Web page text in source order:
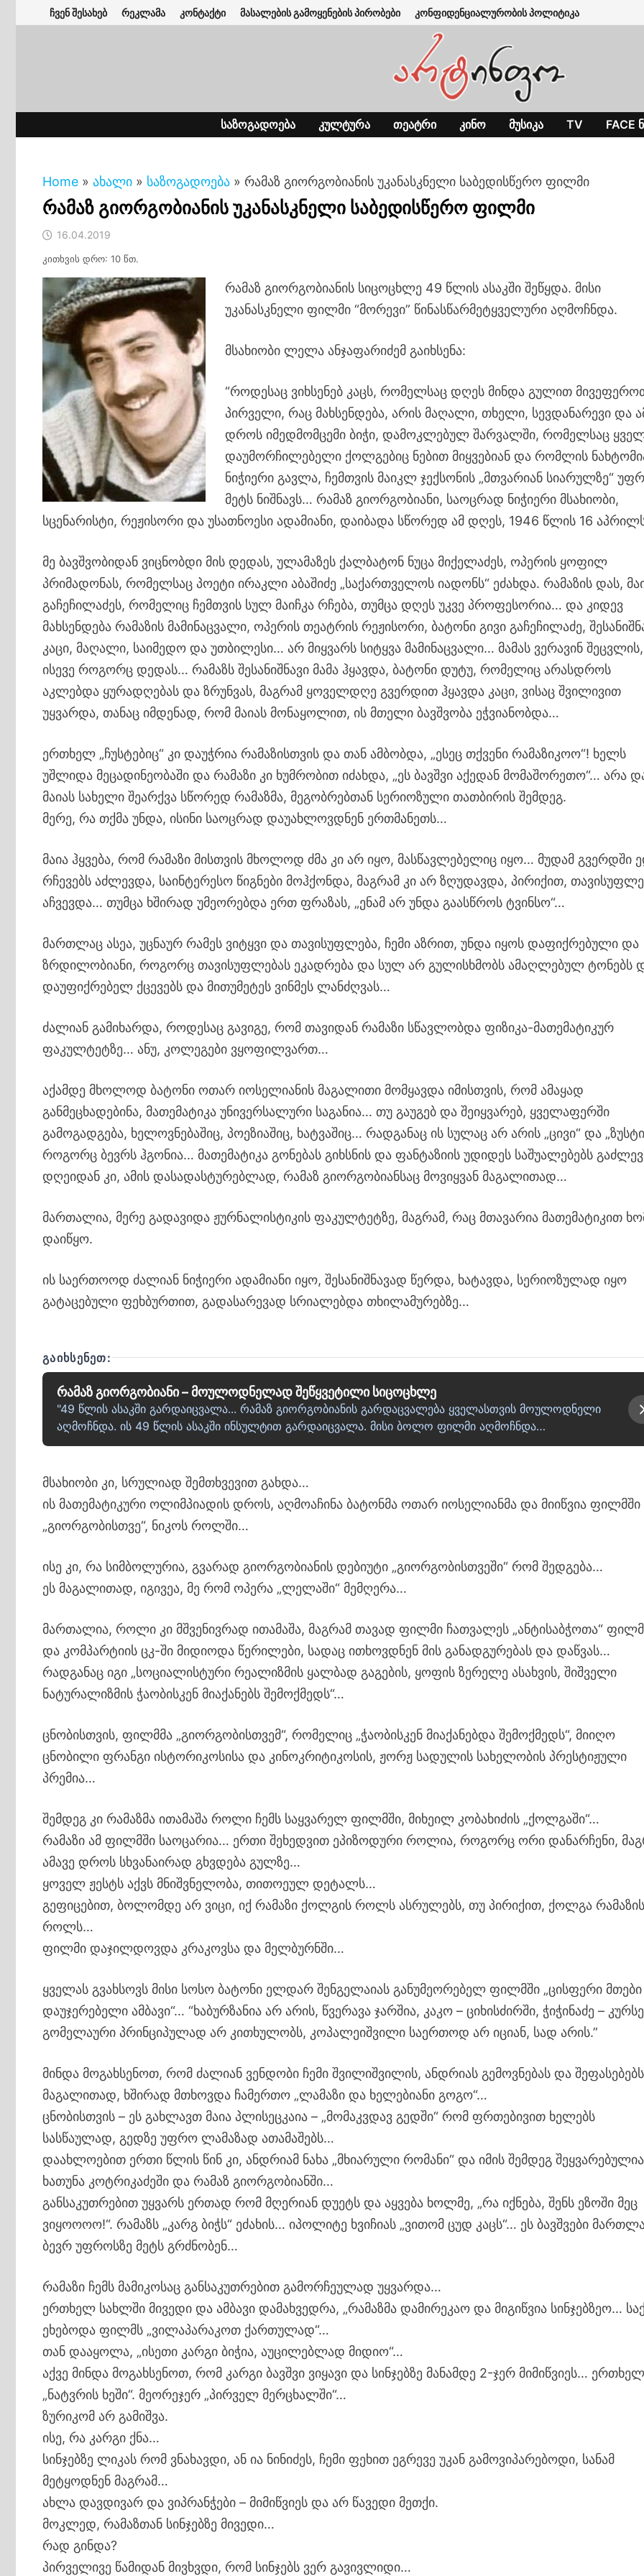
to
ჩვენ შესახებ რეკლამა კონტაქტი მასალების გამოყენების პირობები კონფიდენციალურობის პოლიტიკა
ᲡᲐᲖᲝᲒᲐᲓᲝᲔᲑᲐ ᲙᲣᲚᲢᲣᲠᲐ ᲗᲔᲐᲢᲠᲘ ᲙᲘᲜᲝ ᲛᲣᲡᲘᲙᲐ TV FACE
Home » ახალი » საზოგადოება » რამაზ გიორგობიანის უკანასკნელი საბედისწერო ფილმი
რამაზ გიორგობიანის უკანასკნელი საბედისწერო ფილმი
16.04.2019
კითხვის დრო: 10 წთ.
რამაზ გიორგობიანის სიცოცხლე 49 წლის ასაკში შეწყდა. მისი
უკანასკნელი ფილმი “მორევი” წინასწარმეტყველური აღმოჩნდა.
მსახიობი ლელა ანჯაფარიძემ გაიხსენა:
“როდესაც ვიხსენებ კაცს, რომელსაც დღეს მინდა გულით
პირველი, რაც მახსენდება, არის მაღალი, თხელი, სევდანარევი და
დროს იმედმომცემი ბიჭი, დამოკლებულ შარვალში, რომელსაც
დაუმორჩილებელი ქოლგებიც ნებით მიყვებიან და რომლის
ნიჭიერი გავლა, ჩემთვის მაიკლ ჯექსონის „მთვარიან სიარულზე“
მეტს ნიშნავს… რამაზ გიორგობიანი, საოცრად ნიჭიერი მსახიობი,
სცენარისტი, რეჟისორი და უსათნოესი ადამიანი, დაიბადა სწორედ ამ დღეს, 1946 წლის 16
მე ბავშვობიდან ვიცნობდი მის დედას, ულამაზეს ქალბატონ ნუცა მიქელაძეს, ოპერის ყოფილ
პრიმადონას, რომელსაც პოეტი ირაკლი აბაშიძე „საქართველოს იადონს“ ეძახდა. რამაზის დას,
გაჩეჩილაძეს, რომელიც ჩემთვის სულ მაიჩკა რჩება, თუმცა დღეს უკვე პროფესორია… და კიდევ
მახსენდება რამაზის მამინაცვალი, ოპერის თეატრის რეჟისორი, ბატონი გივი გაჩეჩილაძე,
კაცი, მაღალი, საიმედო და უთბილესი… არ მიყვარს სიტყვა მამინაცვალი… მამას ვერავინ შეცვლის,
ისევე როგორც დედას… რამაზს შესანიშნავი მამა ჰყავდა, ბატონი დუტუ, რომელიც არასდროს
აკლებდა ყურადღებას და ზრუნვას, მაგრამ ყოველდღე გვერდით ჰყავდა კაცი, ვისაც შვილივით
უყვარდა, თანაც იმდენად, რომ მაიას მონაყოლით, ის მთელი ბავშვობა ეჭვიანობდა…
ერთხელ „ჩუსტებიც“ კი დაუჭრია რამაზისთვის და თან ამბობდა, „ესეც თქვენი რამაზიკოო“! ხელს
უშლიდა მეცადინეობაში და რამაზი კი ხუმრობით იძახდა, „ეს ბავშვი აქედან მომაშორეთო“… არა
მაიას სახელი შეარქვა სწორედ რამაზმა, მეგობრებთან სერიოზული თათბირის შემდეგ.
მერე, რა თქმა უნდა, ისინი საოცრად დაუახლოვდნენ ერთმანეთს…
მაია ჰყვება, რომ რამაზი მისთვის მხოლოდ ძმა კი არ იყო, მასწავლებელიც იყო… მუდამ გვერდში
რჩევებს აძლევდა, საინტერესო წიგნები მოჰქონდა, მაგრამ კი არ ზღუდავდა, პირიქით,
აჩვევდა… თუმცა ხშირად უმეორებდა ერთ ფრაზას, „ენამ არ უნდა გაასწროს ტვინსო“…
მართლაც ასეა, უცნაურ რამეს ვიტყვი და თავისუფლება, ჩემი აზრით, უნდა იყოს დაფიქრებული და
ზრდილობიანი, როგორც თავისუფლებას ეკადრება და სულ არ გულისხმობს ამაღლებულ ტონებს
დაუფიქრებელ ქცევებს და მითუმეტეს ვინმეს ლანძღვას…
ძალიან გამიხარდა, როდესაც გავიგე, რომ თავიდან რამაზი სწავლობდა ფიზიკა-მათემატიკურ
ფაკულტეტზე… ანუ, კოლეგები ვყოფილვართ…
აქამდე მხოლოდ ბატონი ოთარ იოსელიანის მაგალითი მომყავდა იმისთვის, რომ ამაყად
განმეცხადებინა, მათემატიკა უნივერსალური საგანია… თუ გაუგებ და შეიყვარებ, ყველაფერში
გამოგადგება, ხელოვნებაშიც, პოეზიაშიც, ხატვაშიც… რადგანაც ის სულაც არ არის „ცივი“ და
როგორც ბევრს ჰგონია… მათემატიკა გონებას გიხსნის და ფანტაზიის უდიდეს საშუალებებს
დღეიდან კი, ამის დასადასტურებლად, რამაზ გიორგობიანსაც მოვიყვან მაგალითად…
მართალია, მერე გადავიდა ჟურნალისტიკის ფაკულტეტზე, მაგრამ, რაც მთავარია მათემატიკით
დაიწყო.
ის საერთოოდ ძალიან ნიჭიერი ადამიანი იყო, შესანიშნავად წერდა, ხატავდა, სერიოზულად იყო
გატაცებული ფეხბურთით, გადასარევად სრიალებდა თხილამურებზე…
ᲒᲐᲘᲮᲡᲔᲜᲔᲗ:
რამაზ გიორგობიანი – მოულოდნელად შეწყვეტილი სიცოცხლე
"49 წლის ასაკში გარდაიცვალა... რამაზ გიორგობიანის გარდაცვალება ყველასთვის მოულოდნელი
აღმოჩნდა. ის 49 წლის ასაკში ინსულტით გარდაიცვალა. მისი ბოლო ფილმი აღმოჩნდა…
მსახიობი კი, სრულიად შემთხვევით გახდა…
ის მათემატიკური ოლიმპიადის დროს, აღმოაჩინა ბატონმა ოთარ იოსელიანმა და მიიწვია ფილმში
„გიორგობისთვე“, ნიკოს როლში…
ისე კი, რა სიმბოლურია, გვარად გიორგობიანის დებიუტი „გიორგობისთვეში“ რომ შედგება…
ეს მაგალითად, იგივეა, მე რომ ოპერა „ლელაში“ მემღერა…
მართალია, როლი კი მშვენივრად ითამაშა, მაგრამ თავად ფილმი ჩათვალეს „ანტისაბჭოთა“
და კომპარტიის ცკ-ში მიდიოდა წერილები, სადაც ითხოვდნენ მის განადგურებას და დაწვას…
რადგანაც იგი „სოციალისტური რეალიზმის ყალბად გაგების, ყოფის ზერელე ასახვის, შიშველი
ნატურალიზმის ჭაობისკენ მიაქანებს შემოქმედს“…
ცნობისთვის, ფილმმა „გიორგობისთვემ“, რომელიც „ჭაობისკენ მიაქანებდა შემოქმედს“, მიიღო
ცნობილი ფრანგი ისტორიკოსისა და კინოკრიტიკოსის, ჟორჟ სადულის სახელობის პრესტიჟული
პრემია…
შემდეგ კი რამაზმა ითამაშა როლი ჩემს საყვარელ ფილმში, მიხეილ კობახიძის „ქოლგაში“…
რამაზი ამ ფილმში საოცარია… ერთი შეხედვით ეპიზოდური როლია, როგორც ორი დანარჩენი,
ამავე დროს სხვანაირად გხვდება გულზე…
ყოველ ჟესტს აქვს მნიშვნელობა, თითოეულ დეტალს…
გეფიცებით, ბოლომდე არ ვიცი, იქ რამაზი ქოლგის როლს ასრულებს, თუ პირიქით, ქოლგა რამაზის
როლს…
ფილმი დაჯილდოვდა კრაკოვსა და მელბურნში…
ყველას გვახსოვს მისი სოსო ბატონი ელდარ შენგელაიას განუმეორებელ ფილმში „ცისფერი მთები
დაუჯერებელი ამბავი“… “ხაბურზანია არ არის, წვერავა ჯარშია, კაკო – ციხისძირში, ჭიჭინაძე –
გომელაური პრინციპულად არ კითხულობს, კოპალეიშვილი საერთოდ არ იციან, სად არის.”
მინდა მოგახსენოთ, რომ ძალიან ვენდობი ჩემი შვილიშვილის, ანდრიას გემოვნებას და
მაგალითად, ხშირად მთხოვდა ჩამერთო „ლამაზი და ხელებიანი გოგო“…
ცნობისთვის – ეს გახლავთ მაია პლისეცკაია – „მომაკვდავ გედში“ რომ ფრთებივით ხელებს
სასწაულად, გედზე უფრო ლამაზად ათამაშებს…
დაახლოებით ერთი წლის წინ კი, ანდრიამ ნახა „მხიარული რომანი“ და იმის შემდეგ შეყვარებულია
ხათუნა კოტრიკაძეში და რამაზ გიორგობიანში…
განსაკუთრებით უყვარს ერთად რომ მღერიან დუეტს და აყვება ხოლმე, „რა იქნება, შენს ეზოში მეც
ვიყოოოო!“. რამაზს „კარგ ბიჭს“ ეძახის… იპოლიტე ხვიჩიას „ვითომ ცუდ კაცს“… ეს ბავშვები
ბევრ უფროსზე მეტს გრძნობენ…
რამაზი ჩემს მამიკოსაც განსაკუთრებით გამორჩეულად უყვარდა…
ერთხელ სახლში მივედი და ამბავი დამახვედრა, „რამაზმა დამირეკაო და მიგიწვია სინჯებზეო…
ეხებოდა ფილმს „ვილაპარაკოთ ქართულად“…
თან დააყოლა, „ისეთი კარგი ბიჭია, აუცილებლად მიდიო“…
აქვე მინდა მოგახსენოთ, რომ კარგი ბავშვი ვიყავი და სინჯებზე მანამდე 2-ჯერ მიმიწვიეს… ერთხელ
„ნატვრის ხეში“. მეორეჯერ „პირველ მერცხალში“…
ზურიკომ არ გამიშვა.
ისე, რა კარგი ქნა…
სინჯებზე ლიკას რომ ვნახავდი, ან ია ნინიძეს, ჩემი ფეხით ეგრევე უკან გამოვიპარებოდი, სანამ
მეტყოდნენ მაგრამ…
ახლა დავდივარ და ვიპრანჭები – მიმიწვიეს და არ წავედი მეთქი.
მოკლედ, რამაზთან სინჯებზე მივედი…
რად გინდა?
პირველივე წამიდან მივხვდი, რომ სინჯებს ვერ გავივლიდი…